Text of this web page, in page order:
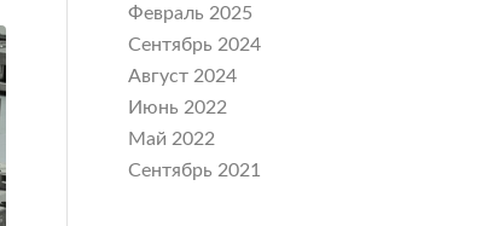
Февраль 2025
Сентябрь 2024
Август 2024
Июнь 2022
Май 2022
Сентябрь 2021